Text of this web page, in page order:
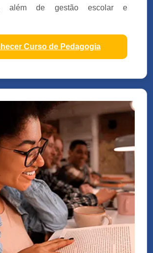
além de gestão escolar e
Curso de Pedagogia